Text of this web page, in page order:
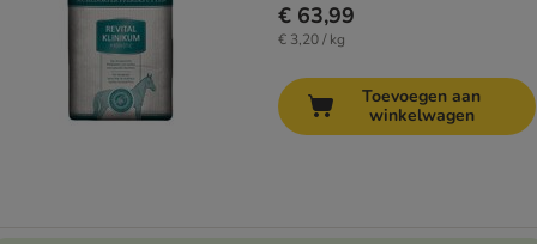
€ 63,99
€ 3,20 / kg
Toevoegen aan
winkelwagen